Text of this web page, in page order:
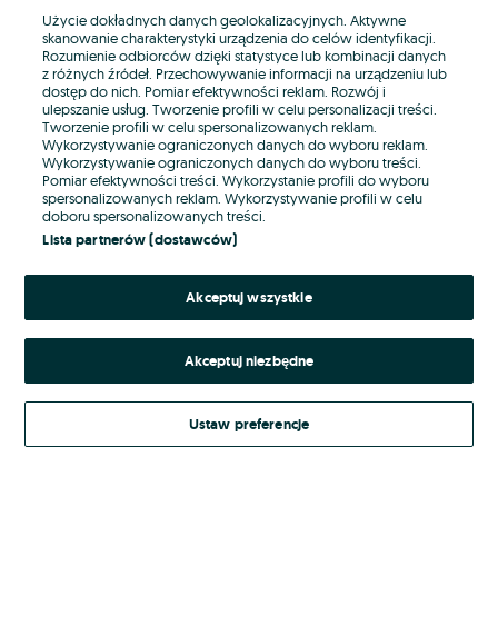
E-mail
Hasło
Nie pamiętasz hasła?
Zaloguj się
Kontynuując za pośrednictwem jednego z dostawców wskazanych powyżej,
Regulamin serwisuOLX.pl w jego aktualnym brzmieniu.
Użycie dokładnych danych geolokalizacyjnych. Aktywne
skanowanie charakterystyki urządzenia do celów identyfikacji.
Rozumienie odbiorców dzięki statystyce lub kombinacji danych
z różnych źródeł. Przechowywanie informacji na urządzeniu lub
dostęp do nich. Pomiar efektywności reklam. Rozwój i
ulepszanie usług. Tworzenie profili w celu personalizacji treści.
Tworzenie profili w celu spersonalizowanych reklam.
Wykorzystywanie ograniczonych danych do wyboru reklam.
Wykorzystywanie ograniczonych danych do wyboru treści.
Pomiar efektywności treści. Wykorzystanie profili do wyboru
spersonalizowanych reklam. Wykorzystywanie profili w celu
doboru spersonalizowanych treści.
Lista partnerów (dostawców)
Akceptuj wszystkie
Akceptuj niezbędne
Ustaw preferencje